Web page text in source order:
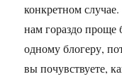
конкретном
нам гораздо проще
одному блогеру,
вы почувствуете,